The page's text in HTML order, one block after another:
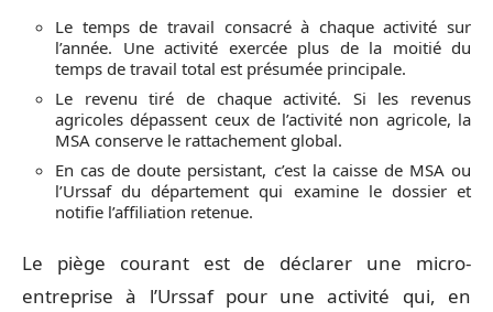
Le temps de travail consacré à chaque activité sur
l’année. Une activité exercée plus de la moitié du
temps de travail total est présumée principale.
Le revenu tiré de chaque activité. Si les revenus
agricoles dépassent ceux de l’activité non agricole, la
MSA conserve le rattachement global.
En cas de doute persistant, c’est la caisse de MSA ou
l’Urssaf du département qui examine le dossier et
notifie l’affiliation retenue.
Le piège courant est de déclarer une micro-
entreprise à l’Urssaf pour une activité qui, en